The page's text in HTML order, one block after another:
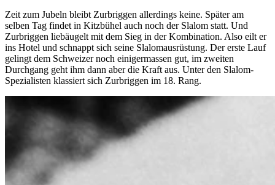
Zeit zum Jubeln bleibt Zurbriggen allerdings keine. Später am
selben Tag findet in Kitzbühel auch noch der Slalom statt. Und
Zurbriggen liebäugelt mit dem Sieg in der Kombination. Also eilt er
ins Hotel und schnappt sich seine Slalomausrüstung. Der erste Lauf
gelingt dem Schweizer noch einigermassen gut, im zweiten
Durchgang geht ihm dann aber die Kraft aus. Unter den Slalom-
Spezialisten klassiert sich Zurbriggen im 18. Rang.